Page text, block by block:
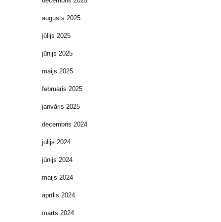
augusts 2025
jūlijs 2025
jūnijs 2025
maijs 2025
februāris 2025
janvāris 2025
decembris 2024
jūlijs 2024
jūnijs 2024
maijs 2024
aprīlis 2024
marts 2024